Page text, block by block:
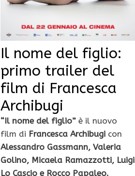
Il nome del figlio:
primo trailer del
film di Francesca
Archibugi
“Il nome del figlio” è il nuovo
film di Francesca Archibugi con
Alessandro Gassmann, Valeria
Golino, Micaela Ramazzotti, Luigi
Lo Cascio e Rocco Papaleo.